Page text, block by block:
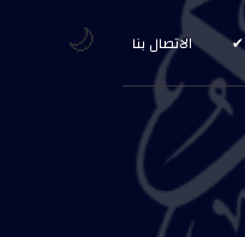
الاتصال بنا 🌙